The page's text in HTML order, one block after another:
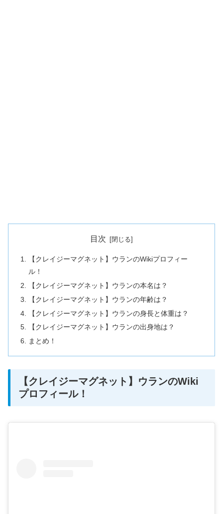
目次
【クレイジーマグネット】ウランのWikiプロフィー
ル！
【クレイジーマグネット】ウランの本名は？
【クレイジーマグネット】ウランの年齢は？
【クレイジーマグネット】ウランの身長と体重は？
【クレイジーマグネット】ウランの出身地は？
まとめ！
【クレイジーマグネット】ウランのWiki
プロフィール！